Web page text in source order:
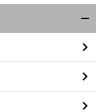
前
閉
る